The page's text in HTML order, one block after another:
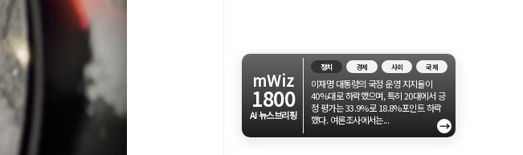
mWiz
1800
AI 뉴스브리핑
정치 경제 사회 국제
이재명 대통령의 국정 운영 지지율이
40%대로 하락했으며, 특히 20대에서 긍
정 평가는 33.9%로 18.8%포인트 하락
했다. 여론조사에서는...
→